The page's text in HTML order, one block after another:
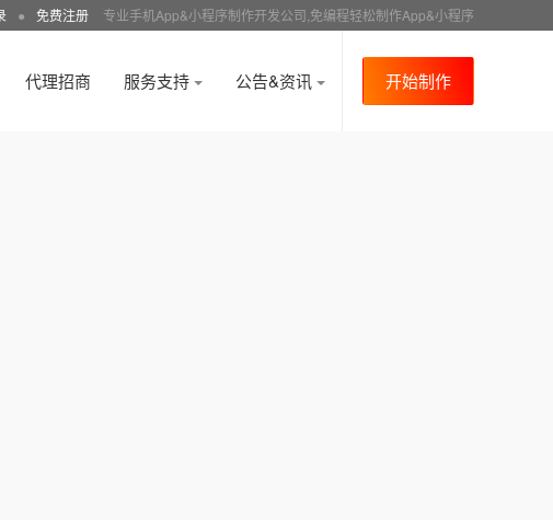
● 免费注册 专业手机App&小程序制作开发公司,免编程轻松制作App&小程序
代理招商 服务支持 公告&资讯 开始制作